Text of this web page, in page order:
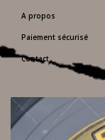
A propos
Paiement sécurisé
Contact